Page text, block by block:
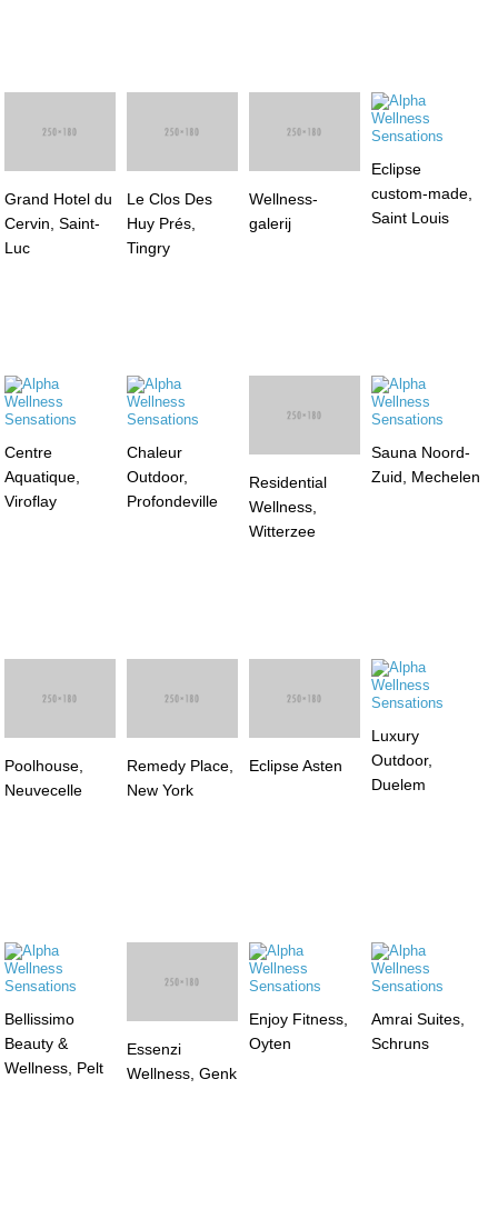
Grand Hotel du
Cervin, Saint-
Luc
Le Clos Des
Huy Prés,
Tingry
Wellness-
galerij
Eclipse
custom-made,
Saint Louis
Centre
Aquatique,
Viroflay
Chaleur
Outdoor,
Profondeville
Residential
Wellness,
Witterzee
Sauna Noord-
Zuid, Mechelen
Poolhouse,
Neuvecelle
Remedy Place,
New York
Eclipse Asten
Luxury
Outdoor,
Duelem
Bellissimo
Beauty &
Wellness, Pelt
Essenzi
Wellness, Genk
Enjoy Fitness,
Oyten
Amrai Suites,
Schruns